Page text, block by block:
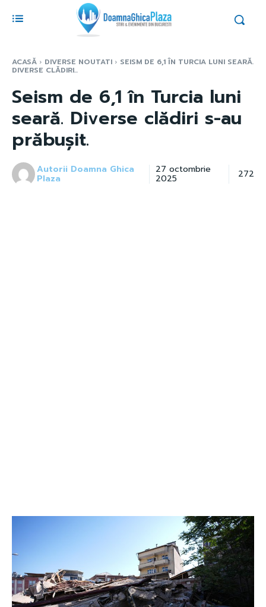
ACASĂ DIVERSE NOUTATI SEISM DE 6,1 ÎN TURCIA LUNI SEARĂ.
DIVERSE CLĂDIRI...
Seism de 6,1 în Turcia luni
seară. Diverse clădiri s-au
prăbușit.
Autorii Doamna Ghica
Plaza
27 octombrie
2025 272